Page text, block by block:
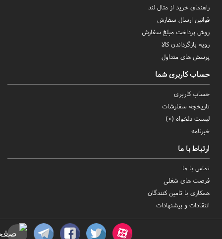
راهنمای خرید از متال لند
قوانین ارسال سفارش
روش‌ پرداخت مبلغ سفارش
رویه بازگرداندن کالا
پرسش های متداول
حساب کاربری شما
حساب کاربری
تاریخچه سفارشات
لیست دلخواه (0
)
خبرنامه
ارتباط با ما
تماس با ما
فرصت های شغلی
همکاری با تامین کنندگان
انتقادات و پیشنهادات